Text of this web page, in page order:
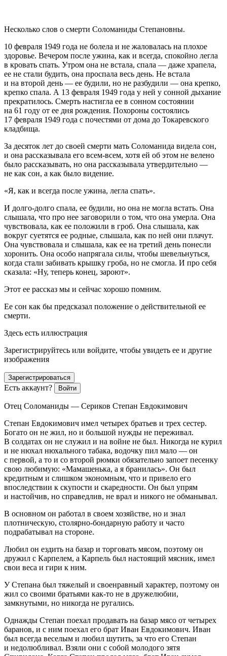
Несколько слов о смерти Соломаниды Степановны.
10 февраля 1949 года не болела и не жаловалась на плохое
здоровье. Вечером после ужина, как и всегда, спокойно легла
в кровать спать. Утром она не встала, спала — даже храпела,
ее не стали будить, она проспала весь день. Не встала
и на второй день — ее будили, но не разбудили — она крепко,
крепко спала. А 13 февраля 1949 года у ней у сонной дыхание
прекратилось. Смерть настигла ее в сонном состоянии
на 61 году от ее дня рождения. Похороны состоялись
17 февраля 1949 года с почестями от дома до Токаревского
кладбища.
За десяток лет до своей смерти мать Соломанида видела сон,
и она рассказывала его всем-всем, хотя ей об этом не велено
было рассказывать, но она рассказывала утвердительно —
не как сон, а как было видение.
«Я, как и всегда после ужина, легла спать».
И долго-долго спала, ее будили, но она не могла встать. Она
слышала, что про нее заговорили о том, что она умерла. Она
чувствовала, как ее положили в гроб. Она слышала, как
вокруг суетятся ее родные, слышала, как по ней они плачут.
Она чувствовала и слышала, как ее на третий день понесли
хоронить. Она особо напрягала силы, чтобы шевельнуться,
когда стали забивать крышку гроба, но не смогла. И про себя
сказала: «Ну, теперь конец, зароют».
Этот ее рассказ мы и сейчас хорошо помним.
Ее сон как бы предсказал положение о действительной ее
смерти.
Здесь есть иллюстрация
Зарегистрируйтесь или войдите, чтобы увидеть ее и другие
изображения
Зарегистрироваться
Есть аккаунт? Войти
Отец Соломаниды — Сериков Степан Евдокимович
Степан Евдокимович имел четырех братьев и трех сестер.
Богато он не жил, но и большой нужды не переживал.
В солдатах он не служил и на войне не был. Никогда не курил
и не нюхал нюхального табака, водочку пил мало — он
с первой, а то и со второй рюмки обязательно запоет песенку
свою любимую: «Мамашенька, а я бранилась». Он был
кредитным и слишком экономным, что и привело его
впоследствии к скупости и скаредности. Он был упрям
и настойчив, но справедлив, не врал и никого не обманывал.
В основном он работал в своем хозяйстве, но и знал
плотническую, столярно-бондарную работу и часто
подрабатывал на стороне.
Любил он ездить на базар и торговать мясом, поэтому он
дружил с Карпелем, а Карпель был настоящий мясник, имел
свои веса и гири к ним.
У Степана был тяжелый и своенравный характер, поэтому он
жил со своими братьями как-то не в дружелюбии,
замкнутыми, но никогда не ругались.
Однажды Степан поехал продавать на базар мясо от четырех
баранов, и с ним поехал его брат Иван Евдокимович. Иван
был всегда веселым и любил шутить, за что его Степан
и недолюбливал. Взяли они с собой молодого зятя